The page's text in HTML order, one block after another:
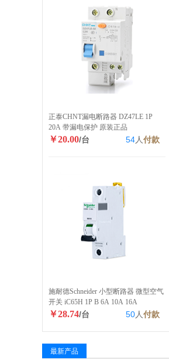
正泰CHNT漏电断路器 DZ47LE 1P
20A 带漏电保护 原装正品
￥20.00/台 54人付款
施耐德Schneider 小型断路器 微型空气
开关 iC65H 1P B 6A 10A 16A
￥28.74/台 50人付款
最新产品